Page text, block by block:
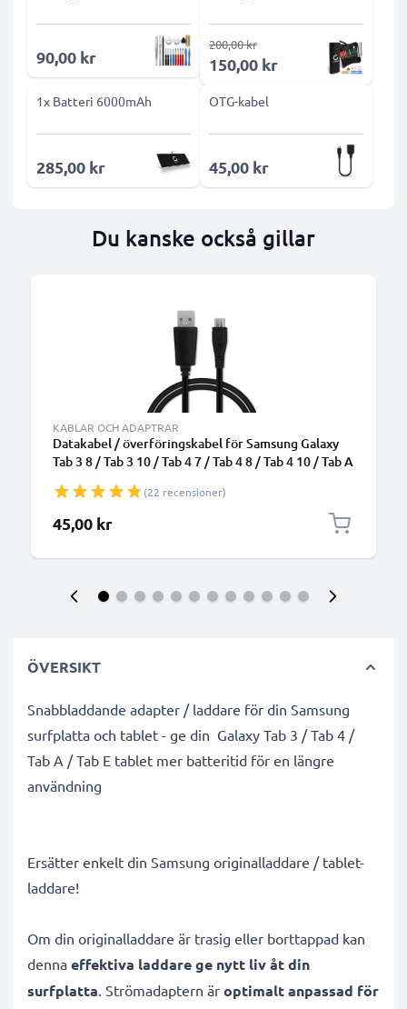
90,00 kr 150,00 kr
200,00 kr
1x Batteri 6000mAh
285,00 kr
OTG-kabel
45,00 kr
Du kanske också gillar
KABLAR OCH ADAPTRAR
Datakabel / överföringskabel för Samsung Galaxy
Tab 3 8 / Tab 3 10 / Tab 4 7 / Tab 4 8 / Tab 4 10 / Tab A
Galaxy Note 8 tablet - 1m 1A PVC - svart datasladd /
laddsladd för surfplatta
(22 recensioner)
45,00 kr
ÖVERSIKT
Snabbladdande adapter / laddare för din Samsung
surfplatta och tablet - ge din Galaxy Tab 3 / Tab 4 /
Tab A / Tab E tablet mer batteritid för en längre
användning
Ersätter enkelt din Samsung originalladdare / tablet-
laddare!
Om din originalladdare är trasig eller borttappad kan
denna effektiva laddare ge nytt liv åt din
surfplatta. Strömadaptern är optimalt anpassad för